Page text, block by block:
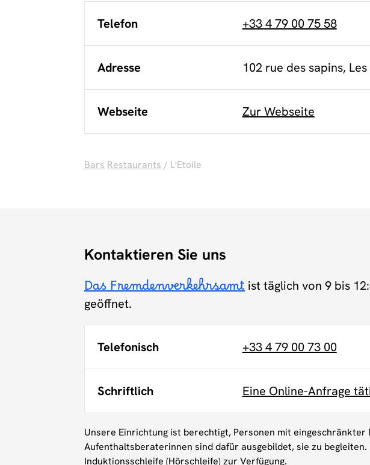
Telefon +33 4 79 00 75 58
Adresse 102 rue des sapins,
Webseite Zur Webseite
Bars Restaurants / L'Etoile
Kontaktieren Sie uns
Das Fremdenverkehrsamt ist täglich von 9 bis
geöffnet.
Telefonisch +33 4 79 00 73 00
Schriftlich Eine Online-Anfrage
Unsere Einrichtung ist berechtigt, Personen mit eingeschränkter
Aufenthaltsberaterinnen sind dafür ausgebildet, sie zu
Induktionsschleife (Hörschleife) zur Verfügung.